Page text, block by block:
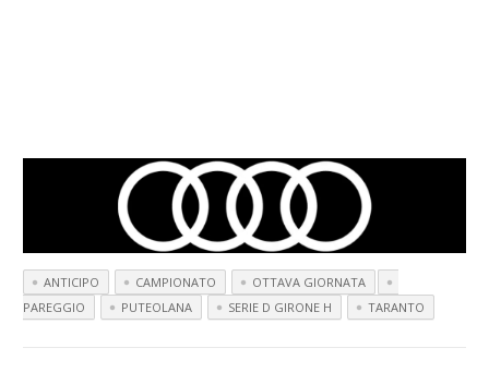
ANTICIPO CAMPIONATO
OTTAVA GIORNATA
PAREGGIO
PUTEOLANA SERIE D GIRONE H TARANTO